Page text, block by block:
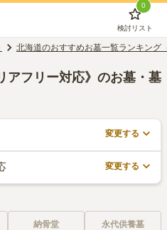
0
検討リスト
北海道のおすすめお墓一覧ランキング
アフリー対応》のお墓・墓
変更する
変更する
納骨堂 永代供養墓